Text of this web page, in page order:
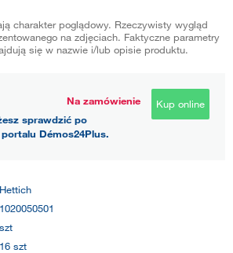
charakter poglądowy. Rzeczywisty wygląd
na zdjęciach. Faktyczne parametry
się w nazwie i/lub opisie produktu.
Na zamówienie
sprawdzić po
Démos24Plus.
Kup online
Hettich
1020050501
szt
16 szt